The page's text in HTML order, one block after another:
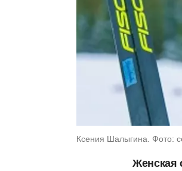
Ксения Шалыгина. Фото:
Женская